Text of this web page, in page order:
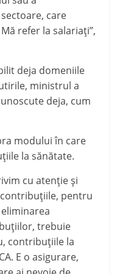
care
refer la salariaţi”,
deja domeniile
ministrul a
deja, cum
modului în care
la sănătate.
cu atenţie şi
pentru
trebuie
contribuţiile la
E o asigurare,